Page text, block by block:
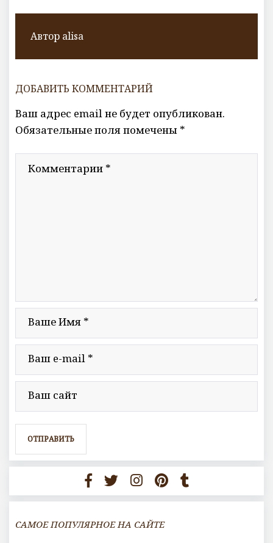
Автор alisa
ДОБАВИТЬ КОММЕНТАРИЙ
Ваш адрес email не будет опубликован.
Обязательные поля помечены *
САМОЕ ПОПУЛЯРНОЕ НА САЙТЕ